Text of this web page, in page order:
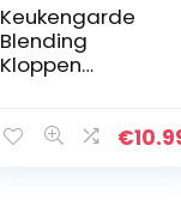
Keukengarde
Blending
Kloppen
Klop Siliconen
€